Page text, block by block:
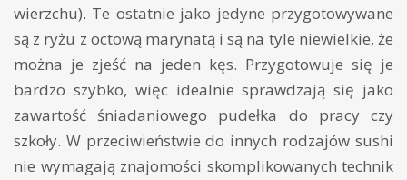
wierzchu). Te ostatnie jako jedyne przygotowywane
są z ryżu z octową marynatą i są na tyle niewielkie, że
można je zjeść na jeden kęs. Przygotowuje się je
bardzo szybko, więc idealnie sprawdzają się jako
zawartość śniadaniowego pudełka do pracy czy
szkoły. W przeciwieństwie do innych rodzajów sushi
nie wymagają znajomości skomplikowanych technik